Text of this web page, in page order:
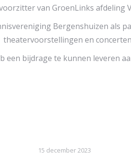
van GroenLinks afdeling
Bergenshuizen als
en
een bijdrage te kunnen leveren
15 december 2023